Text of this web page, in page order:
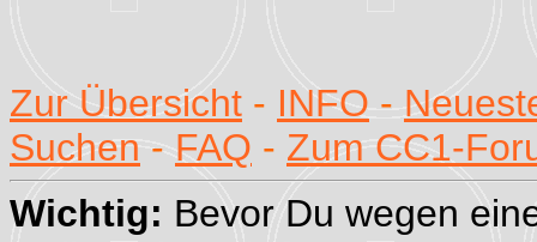
Zur Übersicht - INFO -
Suchen - FAQ - Zum CC1-
Wichtig: Bevor Du wegen